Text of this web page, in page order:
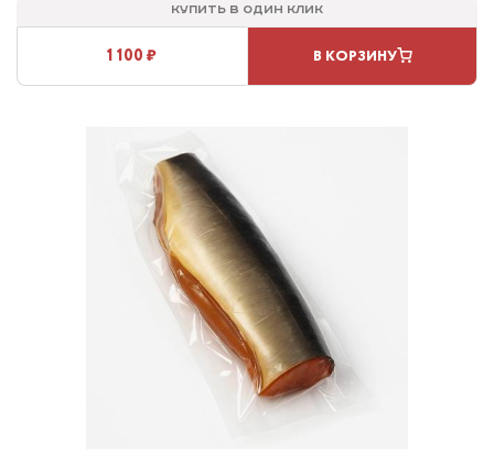
Купить в один клик
1 100 ₽ В КОРЗИНУ